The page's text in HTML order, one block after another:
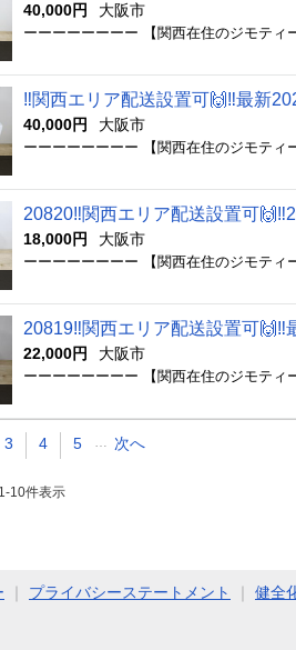
40,000円 大阪市
‼️関西エリア配送設置可🙌‼️最新
40,000円 大阪市
20820‼️関西エリア配送設置可
18,000円 大阪市
20819‼️関西エリア配送設置可🙌‼️
22,000円 大阪市
3 4 5 … 次へ
10件表示
プライバシーステートメント 健全